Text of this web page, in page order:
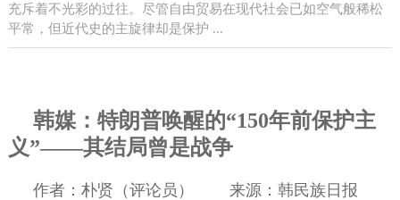
充斥着不光彩的过往。尽管自由贸易在现代社会已如空气般稀松
平常，但近代史的主旋律却是保护 ...
韩媒：特朗普唤醒的“150年前保护主
义”——其结局曾是战争
作者：朴贤（评论员） 来源：韩民族日报